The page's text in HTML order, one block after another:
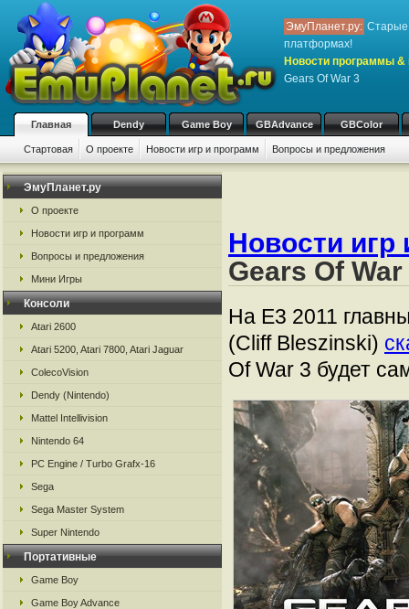
ЭмуПланет.ру: Старые
платформах!
Новости программы &
Gears Of War 3
Главная Dendy Game Boy GBAdvance GBColor
Стартовая О проекте Новости игр и программ Вопросы и предложения
ЭмуПланет.ру
О проекте
Новости игр и программ
Вопросы и предложения
Мини Игры
Консоли
Atari 2600
Atari 5200, Atari 7800, Atari Jaguar
ColecoVision
Dendy (Nintendo)
Mattel Intellivision
Nintendo 64
PC Engine / Turbo Grafx-16
Sega
Sega Master System
Super Nintendo
Портативные
Game Boy
Game Boy Advance
Новости игр
Gears Of War
На Е3 2011
(Cliff Bleszinski)
Of War 3 будет